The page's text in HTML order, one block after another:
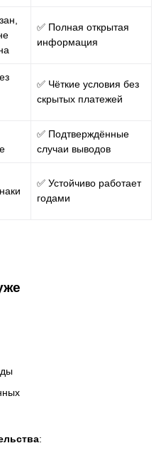
✅ Полная открытая
информация
✅ Чёткие условия без
скрытых платежей
✅ Подтверждённые
случаи выводов
✅ Устойчиво работает
годами
: